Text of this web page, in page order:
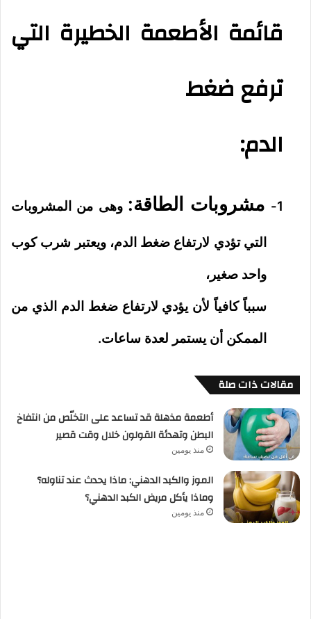
قائمة الأطعمة الخطيرة التي
ترفع ضغط
الدم:
1- مشروبات الطاقة: وهى من المشروبات
التي تؤدي لارتفاع ضغط الدم، ويعتبر شرب كوب
واحد صغير،
سبباً كافياً لأن يؤدي لارتفاع ضغط الدم الذي من
الممكن أن يستمر لعدة ساعات.
مقالات ذات صلة
أطعمة مذهلة قد تساعد على التخلّص من انتفاخ
البطن وتهدئة القولون خلال وقت قصير
منذ يومين
الموز والكبد الدهني: ماذا يحدث عند تناوله؟
وماذا يأكل مريض الكبد الدهني؟
منذ يومين